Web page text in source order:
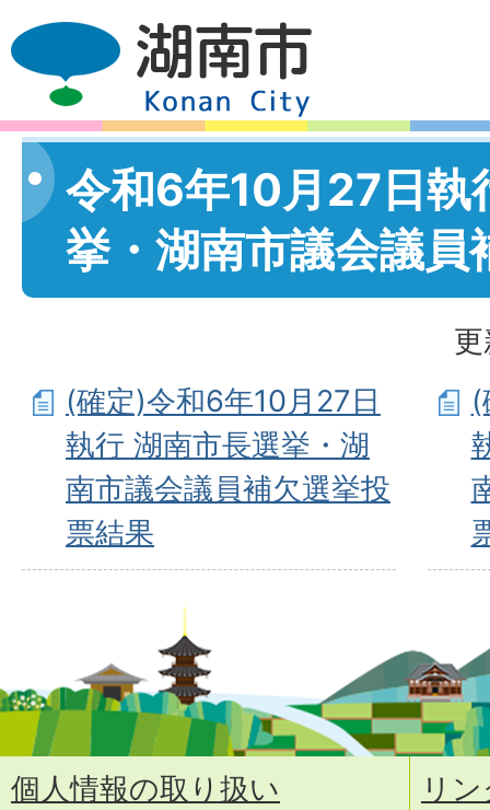
令和6年10月27日執
挙・湖南市議会議員
(確定)令和6年10月27日
執行 湖南市長選挙・湖
南市議会議員補欠選挙投
票結果
個人情報の取り扱い
リ